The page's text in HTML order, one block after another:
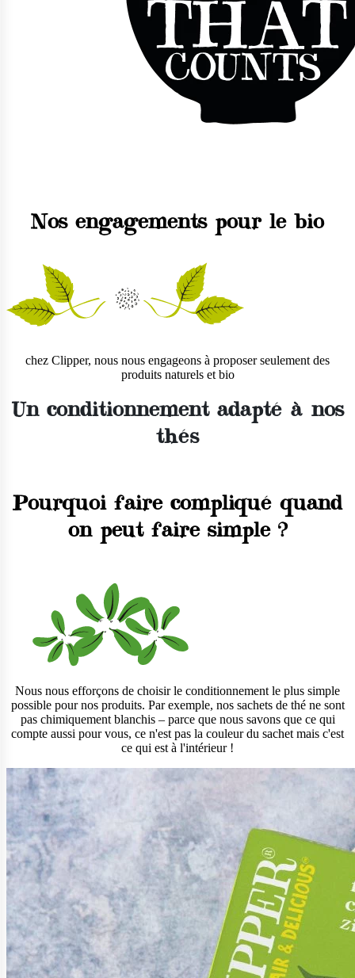
Nos engagements pour le bio
chez Clipper, nous nous engageons à proposer seulement des
produits naturels et bio
Un conditionnement adapté à nos
thés
Pourquoi faire compliqué quand
on peut faire simple ?
Nous nous efforçons de choisir le conditionnement le plus simple
possible pour nos produits. Par exemple, nos sachets de thé ne sont
pas chimiquement blanchis – parce que nous savons que ce qui
compte aussi pour vous, ce n'est pas la couleur du sachet mais c'est
ce qui est à l'intérieur !